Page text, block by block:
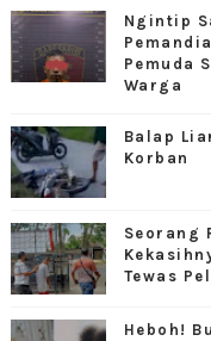
Ngintip
Pemuda
Warga
Balap
Korban
Seorang
Tewas
Heboh!